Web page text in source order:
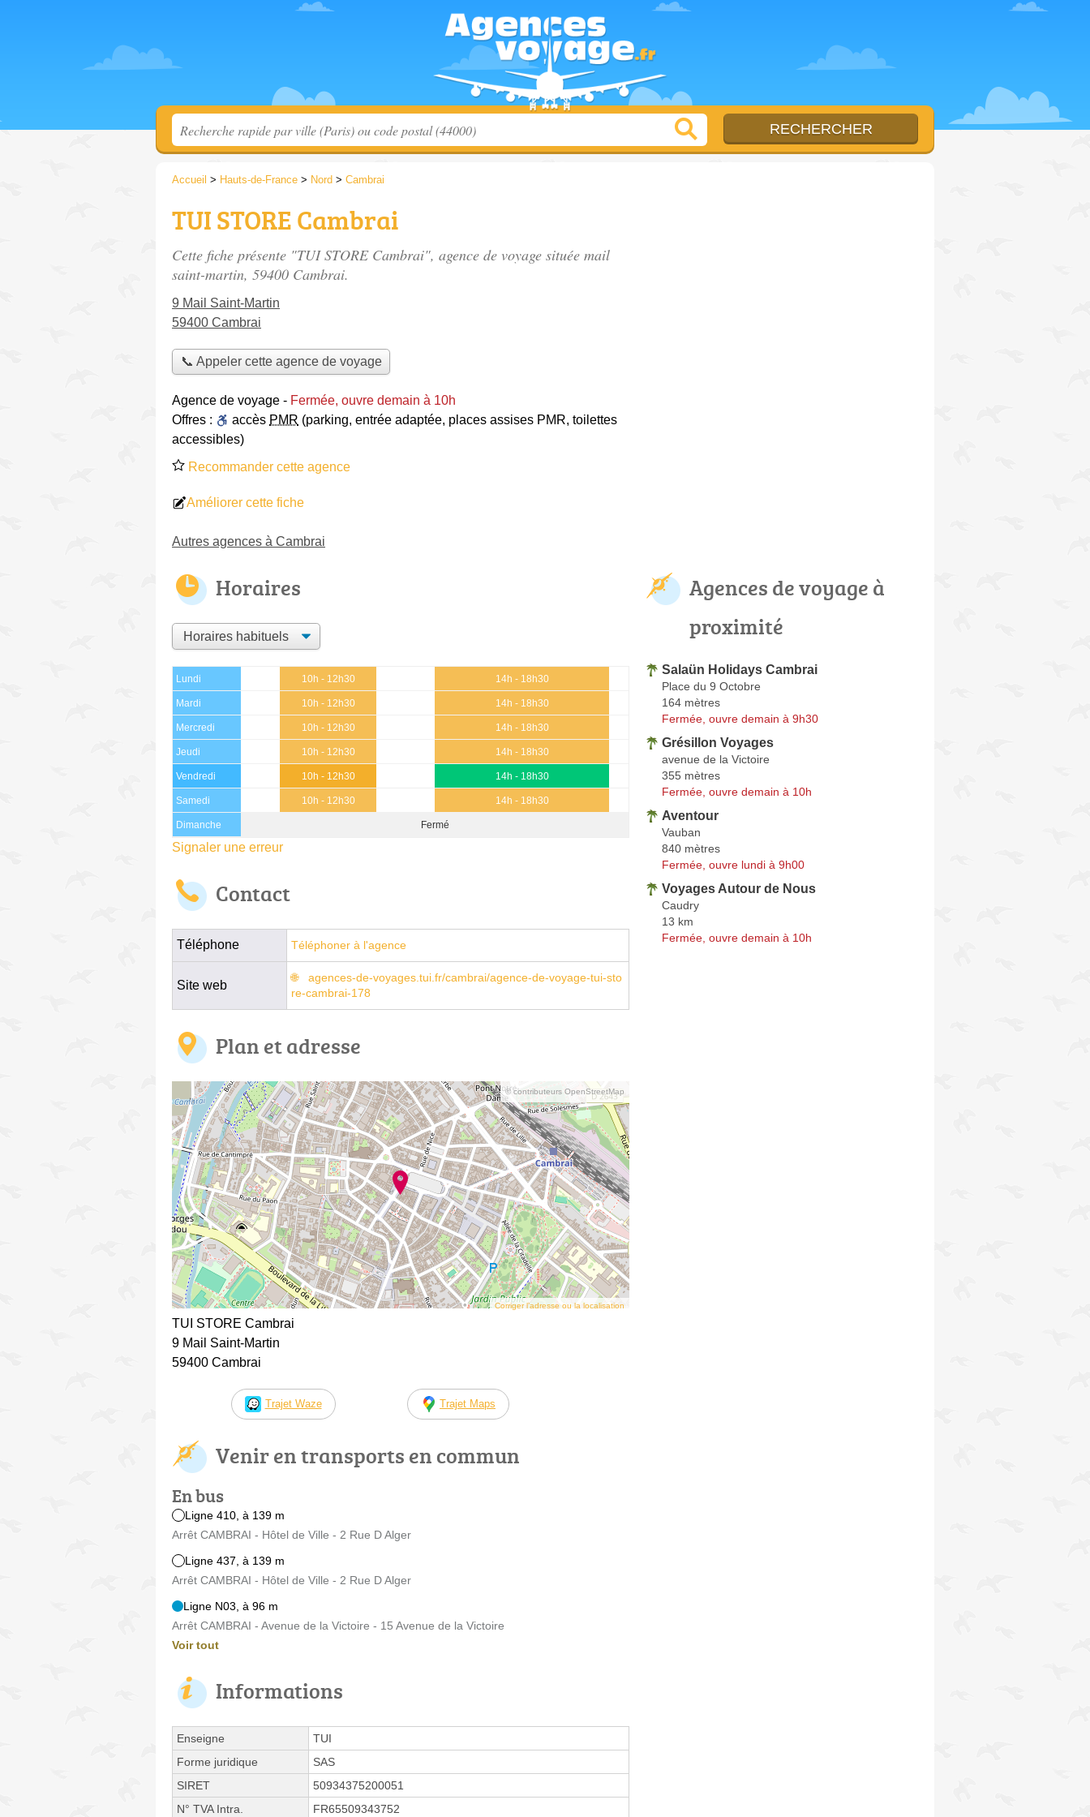
Accueil > Hauts-de-France > Nord > Cambrai
TUI STORE Cambrai
Cette fiche présente "TUI STORE Cambrai", agence de voyage située mail
saint-martin, 59400 Cambrai.
9 Mail Saint-Martin
59400 Cambrai
📞 Appeler cette agence de voyage
Agence de voyage - Fermée, ouvre demain à 10h
Offres :
accès PMR (parking, entrée adaptée, places assises PMR, toilettes
accessibles)
Recommander cette agence
Améliorer cette fiche
Autres agences à Cambrai
Horaires
Lundi 10h - 12h30 14h - 18h30
Mardi 10h - 12h30 14h - 18h30
Mercredi 10h - 12h30 14h - 18h30
Jeudi 10h - 12h30 14h - 18h30
Vendredi 10h - 12h30 14h - 18h30
Samedi 10h - 12h30 14h - 18h30
Dimanche Fermé
Signaler une erreur
Contact
Téléphone Téléphoner à l'agence
Site web
agences-de-voyages.tui.fr/cambrai/agence-de-voyage-tui-sto
re-cambrai-178
Plan et adresse
© contributeurs OpenStreetMap
Corriger l’adresse ou la localisation
TUI STORE Cambrai
9 Mail Saint-Martin
59400 Cambrai
Trajet Waze Trajet Maps
Venir en transports en commun
En bus
Ligne 410, à 139 m
Arrêt CAMBRAI - Hôtel de Ville - 2 Rue D Alger
Ligne 437, à 139 m
Arrêt CAMBRAI - Hôtel de Ville - 2 Rue D Alger
Ligne N03, à 96 m
Arrêt CAMBRAI - Avenue de la Victoire - 15 Avenue de la Victoire
Voir tout
Informations
Enseigne
TUI
Forme juridique
SAS
SIRET
50934375200051
N° TVA Intra.
FR65509343752
Agences de voyage à
proximité
Salaün Holidays Cambrai
Place du 9 Octobre
164 mètres
Fermée, ouvre demain à 9h30
Grésillon Voyages
avenue de la Victoire
355 mètres
Fermée, ouvre demain à 10h
Aventour
Vauban
840 mètres
Fermée, ouvre lundi à 9h00
Voyages Autour de Nous
Caudry
13 km
Fermée, ouvre demain à 10h